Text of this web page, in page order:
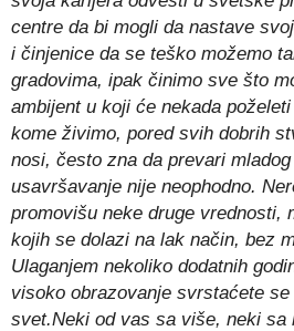
centre da bi mogli da nastave
i činjenice da se teško možemo
gradovima, ipak činimo sve što
ambijent u koji će nekada
kome živimo, pored svih dobrih
nosi, često zna da prevari
usavršavanje nije neophodno.
promovišu neke druge vrednosti,
kojih se dolazi na lak način, bez
Ulaganjem nekoliko dodatnih
visoko obrazovanje svrstaćete
svet.Neki od vas sa više, neki sa